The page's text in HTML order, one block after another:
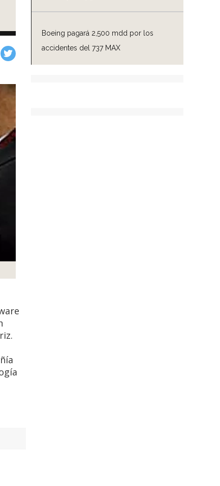
Boeing pagará 2,500 mdd por los
accidentes del 737 MAX